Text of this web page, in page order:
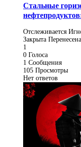
Стальные
Отслеживается
Закрыта Перенесена
1
0 Голоса
1 Сообщения
105 Просмотры
Нет ответов